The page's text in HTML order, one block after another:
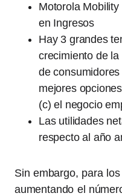
Motorola
en Ingresos
Hay 3 grandes
crecimiento de
de
mejores
(c) el negocio
Las utilidades
respecto al año
Sin embargo, para
aumentando el